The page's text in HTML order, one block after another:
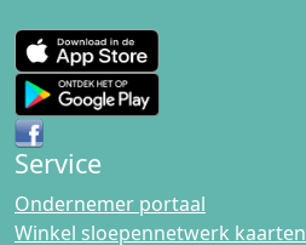
Service
Ondernemer portaal
Winkel sloepennetwerk kaarten